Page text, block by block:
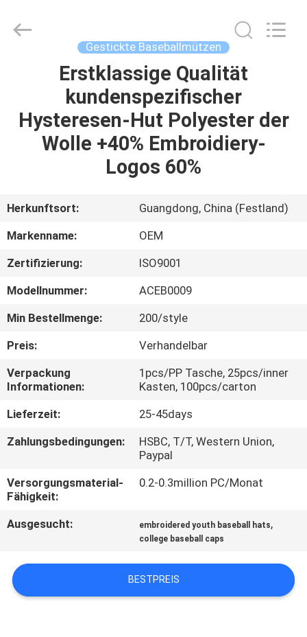
PRODUKTE
FABRIK-
QUALITÄTSKONTROLLE
TRETEN
SIE
MIT
UNS
IN
VERBINDUNG
NACHRICHTEN
SITEMAP
Ltd..
Gestickte Baseballmützen
Erstklassige Qualität
kundenspezifischer
Hysteresen-Hut Polyester der
Wolle +40% Embroidiery-
Logos 60%
Herkunftsort:
Guangdong, China (Festland)
Markenname:
OEM
Zertifizierung:
ISO9001
Modellnummer:
ACEB0009
Min Bestellmenge:
200/style
Preis:
Verhandelbar
Verpackung
Informationen:
1pcs/PP Tasche, 25pcs/inner
Kasten, 100pcs/carton
Lieferzeit:
25-45days
Zahlungsbedingungen:
HSBC, T/T, Western Union,
Paypal
Versorgungsmaterial-
Fähigkeit:
0.2-0.3million PC/Monat
Ausgesucht: embroidered youth baseball hats,
college baseball caps
BESTPREIS